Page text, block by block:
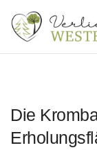
Die